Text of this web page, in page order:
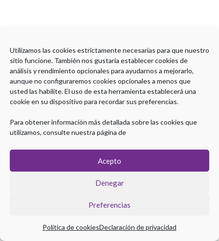
Utilizamos las cookies estrictamente necesarias para que nuestro
sitio funcione. También nos gustaría establecer cookies de
análisis y rendimiento opcionales para ayudarnos a mejorarlo,
aunque no configuraremos cookies opcionales a menos que
usted las habilite. El uso de esta herramienta establecerá una
cookie en su dispositivo para recordar sus preferencias.
Para obtener información más detallada sobre las cookies que
utilizamos, consulte nuestra página de
Acepto
Denegar
Preferencias
Política de cookiesDeclaración de privacidad